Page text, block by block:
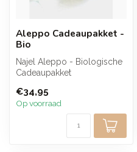
Aleppo Cadeaupakket -
Bio
Najel Aleppo - Biologische
Cadeaupakket
€34,95
Op voorraad